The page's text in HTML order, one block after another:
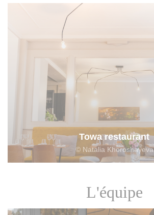
Towa restaurant
© Natalia Khoroshayeva
L'équipe